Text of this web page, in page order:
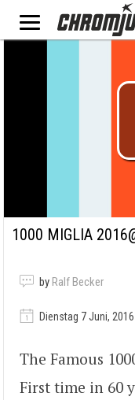
1000 MIGLIA
by Ralf Becker
Dienstag 7 Juni, 2016
The Famous
First time in 60